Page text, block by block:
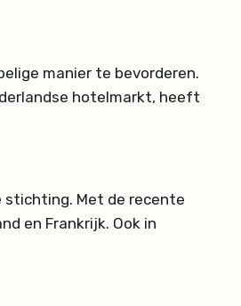
manier te bevorderen.
hotelmarkt, heeft
stichting. Met de recente
en Frankrijk. Ook in